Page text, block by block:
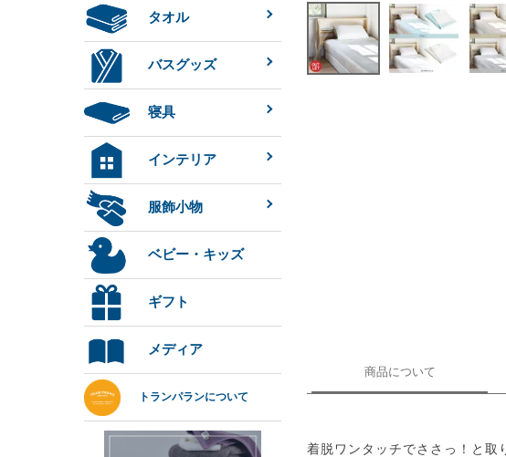
タオル
バスグッズ
寝具
インテリア
服飾小物
ベビー・キッズ
ギフト
メディア
トランパランについて
商品について
着脱ワンタッチでささっ！と取